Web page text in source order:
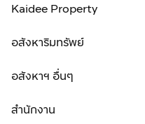
Kaidee Property
อสังหาริมทรัพย์
อสังหาฯ อื่นๆ
สำนักงาน